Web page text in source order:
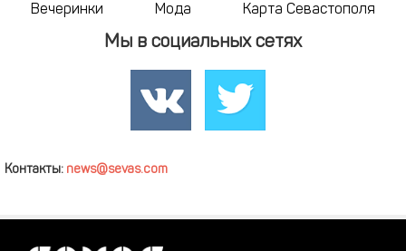
Вечеринки
Мода Карта Севастополя
Мы в социальных сетях
Контакты: news@sevas.com